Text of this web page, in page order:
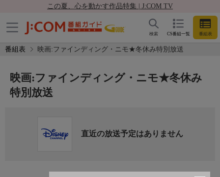
この夏、心を動かす作品特集 | J:COM TV
CS番組一覧 番組表
検索
番組表 映画:ファインディング・ニモ★冬休み特別放送
映画:ファインディング・ニモ★冬休み
特別放送
直近の放送予定はありません